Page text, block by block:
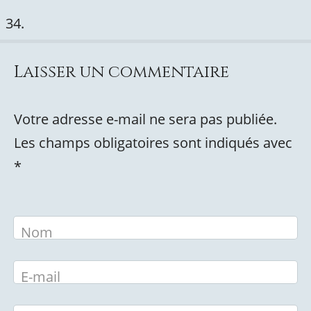
Laisser un commentaire
Votre adresse e-mail ne sera pas publiée.
Les champs obligatoires sont indiqués avec
*
Nom
E-mail